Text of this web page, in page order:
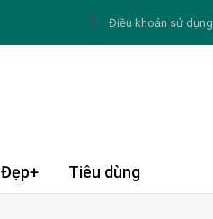
Điều khoản sử dụng
Đẹp+ Tiêu dùng